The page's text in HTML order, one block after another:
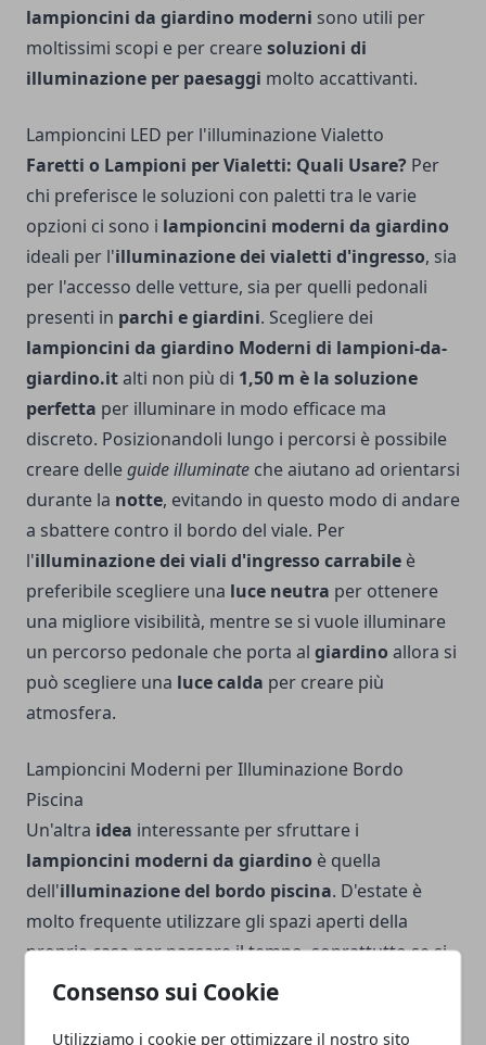
Consenso sui Cookie
Utilizziamo i cookie per ottimizzare il nostro sito
lampioncini da giardino moderni sono utili per
moltissimi scopi e per crearesoluzioni di
illuminazione per paesaggi molto accattivanti.
Lampioncini LED per l'illuminazione Vialetto
Faretti o Lampioni per Vialetti: Quali Usare? Per
chi preferisce le soluzioni con paletti tra le varie
opzioni ci sono i lampioncini moderni da giardino
ideali per l'illuminazione dei vialetti d'ingresso, sia
per l'accesso delle vetture, sia per quelli pedonali
presenti in parchi e giardini. Scegliere dei
lampioncini da giardino Moderni di lampioni-da-
giardino.italti non più di 1,50 m è la soluzione
perfetta per illuminare in modo efficace ma
discreto. Posizionandoli lungo i percorsi è possibile
creare delleguide illuminate che aiutano ad orientarsi
durante la notte, evitando in questo modo di andare
a sbattere contro il bordo del viale. Per
l'illuminazione dei viali d'ingresso carrabile è
preferibile scegliere una luce neutra per ottenere
una migliore visibilità, mentre se si vuole illuminare
un percorso pedonale che porta al giardino allora si
può scegliere una luce calda per creare più
atmosfera.
Lampioncini Moderni per Illuminazione Bordo
Piscina
Un'altra idea interessante per sfruttare i
lampioncini moderni da giardino è quella
dell'illuminazione del bordo piscina. D'estate è
molto frequente utilizzare gli spazi aperti della
propria casa per passare il tempo, soprattutto se si
dispone di unapiscina, e capita alle volte di